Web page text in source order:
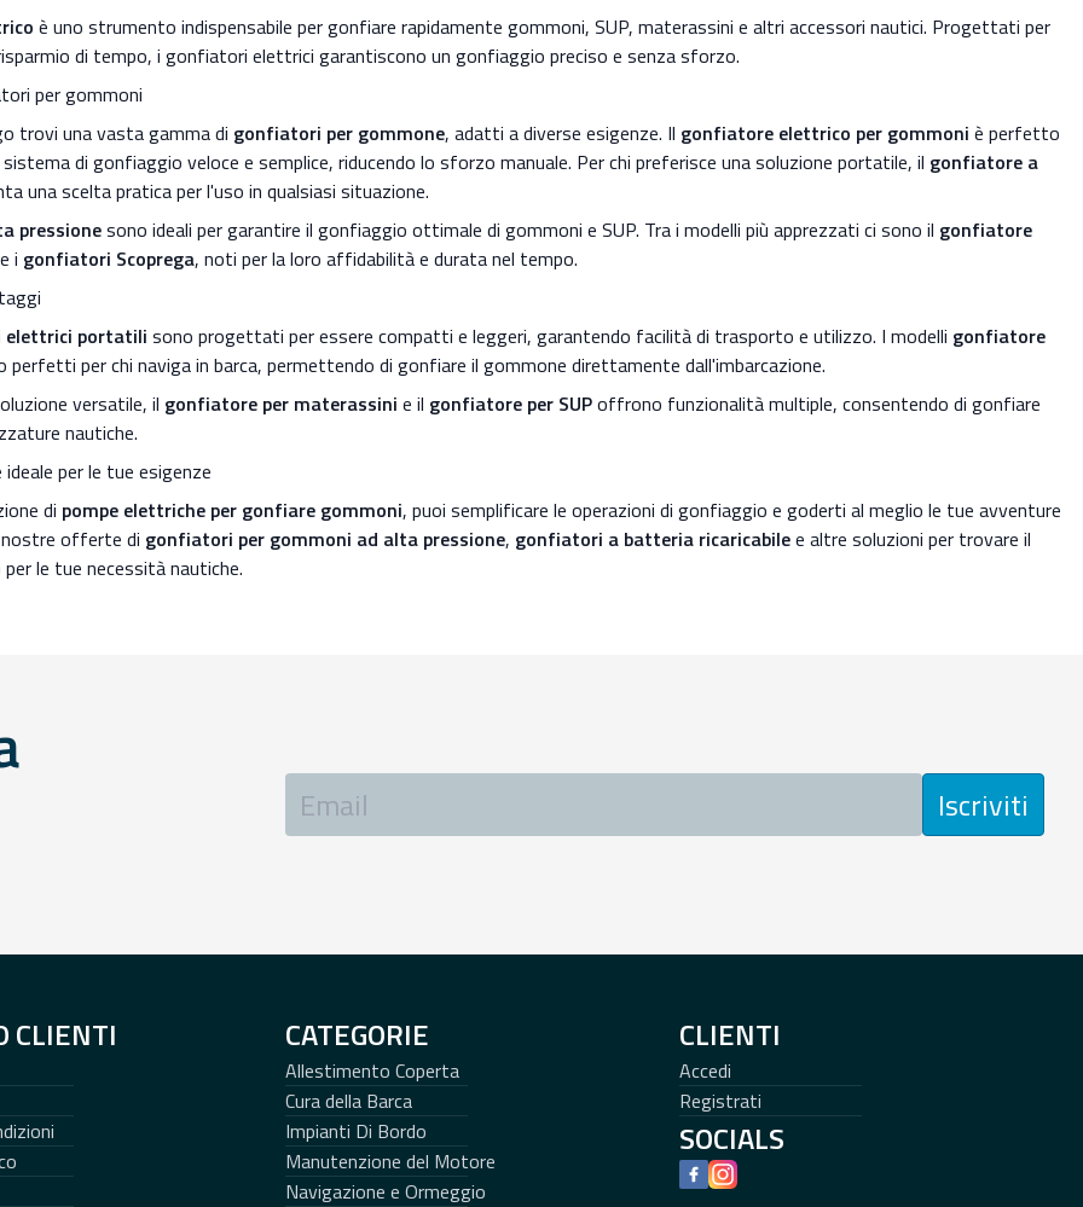
è uno strumento indispensabile per gonfiare rapidamente gommoni, SUP, materassini e altri accessori nautici. Progettati per
di tempo, i gonfiatori elettrici garantiscono un gonfiaggio preciso e senza sforzo.
per gommoni
trovi una vasta gamma di gonfiatori per gommone, adatti a diverse esigenze. Il gonfiatore elettrico per gommoni è perfetto
sistema di gonfiaggio veloce e semplice, riducendo lo sforzo manuale. Per chi preferisce una soluzione portatile, il gonfiatore a
una scelta pratica per l'uso in qualsiasi situazione.
pressionesono ideali per garantire il gonfiaggio ottimale di gommoni e SUP. Tra i modelli più apprezzati ci sono il gonfiatore
e i gonfiatori Scoprega, noti per la loro affidabilità e durata nel tempo.
portatili sono progettati per essere compatti e leggeri, garantendo facilità di trasporto e utilizzo. I modelli gonfiatore
perfetti per chi naviga in barca, permettendo di gonfiare il gommone direttamente dall'imbarcazione.
versatile, il gonfiatore per materassini e il gonfiatore per SUPoffrono funzionalità multiple, consentendo di gonfiare
nautiche.
per le tue esigenze
di pompe elettriche per gonfiare gommoni, puoi semplificare le operazioni di gonfiaggio e goderti al meglio le tue avventure
nostre offerte di gonfiatori per gommoni ad alta pressione, gonfiatori a batteria ricaricabilee altre soluzioni per trovare il
le tue necessità nautiche.
Iscriviti
CLIENTI CATEGORIE
Allestimento Coperta
Cura della Barca
Impianti Di Bordo
Manutenzione del Motore
Navigazione e Ormeggio
CLIENTI
Accedi
Registrati
SOCIALS
Facebook
Instagram